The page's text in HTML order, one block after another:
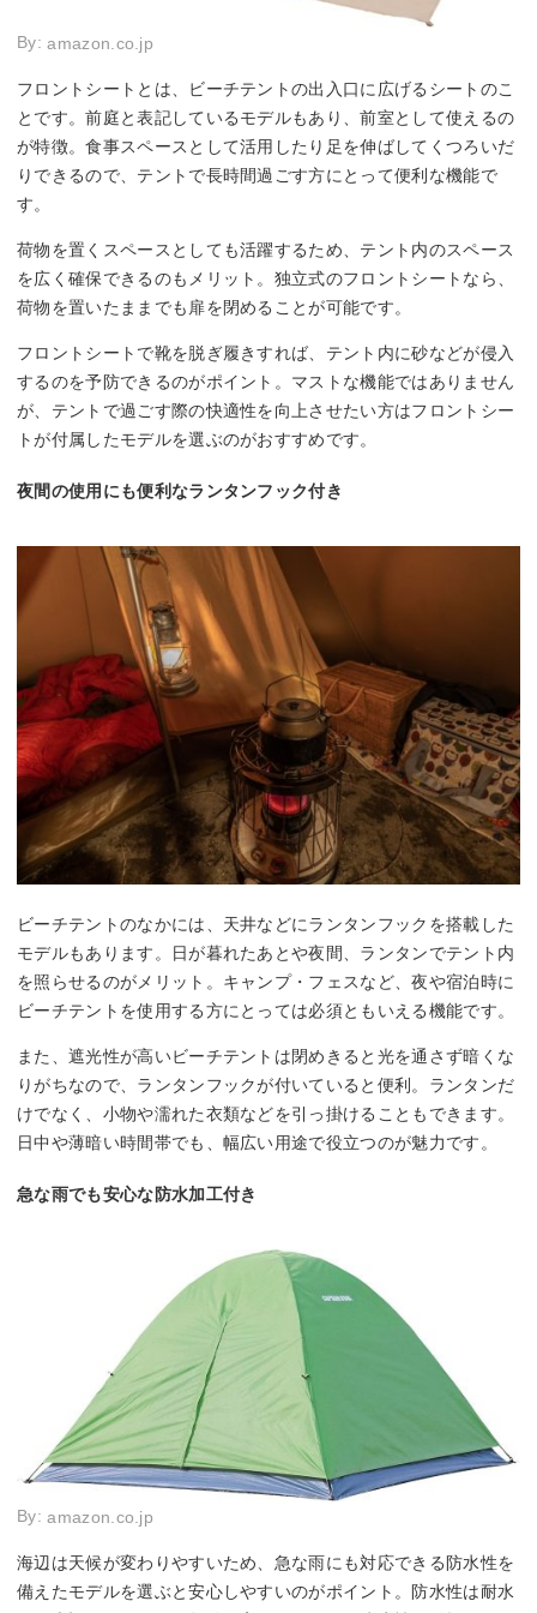
By:amazon.co.jp
フロントシートとは、ビーチテントの出入口に広げるシートのこ
とです。前庭と表記しているモデルもあり、前室として使えるの
が特徴。食事スペースとして活用したり足を伸ばしてくつろいだ
りできるので、テントで長時間過ごす方にとって便利な機能で
す。
荷物を置くスペースとしても活躍するため、テント内のスペース
を広く確保できるのもメリット。独立式のフロントシートなら、
荷物を置いたままでも扉を閉めることが可能です。
フロントシートで靴を脱ぎ履きすれば、テント内に砂などが侵入
するのを予防できるのがポイント。マストな機能ではありません
が、テントで過ごす際の快適性を向上させたい方はフロントシー
トが付属したモデルを選ぶのがおすすめです。
夜間の使用にも便利なランタンフック付き
ビーチテントのなかには、天井などにランタンフックを搭載した
モデルもあります。日が暮れたあとや夜間、ランタンでテント内
を照らせるのがメリット。キャンプ・フェスなど、夜や宿泊時に
ビーチテントを使用する方にとっては必須ともいえる機能です。
また、遮光性が高いビーチテントは閉めきると光を通さず暗くな
りがちなので、ランタンフックが付いていると便利。ランタンだ
けでなく、小物や濡れた衣類などを引っ掛けることもできます。
日中や薄暗い時間帯でも、幅広い用途で役立つのが魅力です。
急な雨でも安心な防水加工付き
By:amazon.co.jp
海辺は天候が変わりやすいため、急な雨にも対応できる防水性を
備えたモデルを選ぶと安心しやすいのがポイント。防水性は耐水